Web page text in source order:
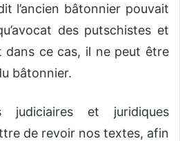
l’ancien bâtonnier pouvait
des putschistes et
dans ce cas, il ne peut être
bâtonnier.
judiciaires et juridiques
de revoir nos textes, afin